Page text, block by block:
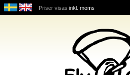
Priser visas inkl. moms